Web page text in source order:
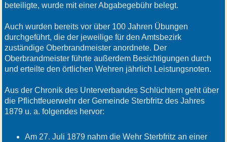
beteiligte, wurde mit einer Abgabegebühr belegt.
Auch wurden bereits vor über 100 Jahren Übungen
durchgeführt, die der jeweilige für den Amtsbezirk
zuständige Oberbrandmeister anordnete. Der
Oberbrandmeister führte außerdem Besichtigungen durch
und erteilte den örtlichen Wehren jährlich Leistungsnoten.
Aus der Chronik des Unterverbandes Schlüchtern geht über
die Pflichtfeuerwehr der Gemeinde Sterbfritz des Jahres
1879 u. a. folgendes hervor:
Am 27. Juli 1879 nahm die Wehr Sterbfritz an einer